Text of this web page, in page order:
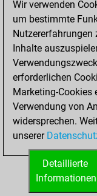
Bauernopfer
Matt auf
Bauer setzt
Erstickte
Türme auf
STARTSEITE
Wir verwenden
um bestimmte
Nutzererfahrungen
Inhalte
erforderlichen
Marketing-Cookies
Verwendung von
widersprechen.
unserer
Detaillierte
Informationen